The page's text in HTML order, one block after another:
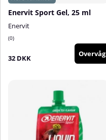
Enervit Sport Gel, 25 ml
Enervit
0
32 DKK Overvåg